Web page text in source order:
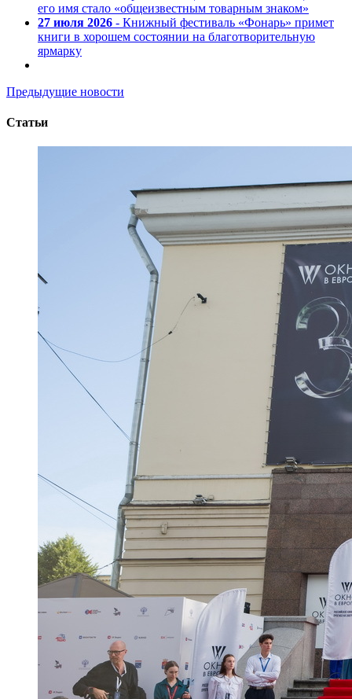
его имя стало «общеизвестным товарным знаком»
27 июля 2026 - Книжный фестиваль «Фонарь» примет
книги в хорошем состоянии на благотворительную
ярмарку
Предыдущие новости
Статьи